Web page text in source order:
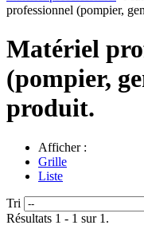
professionnel (pompier,
Matériel
(pompier,
produit.
Afficher :
Grille
Liste
Tri
Résultats 1 - 1 sur 1.